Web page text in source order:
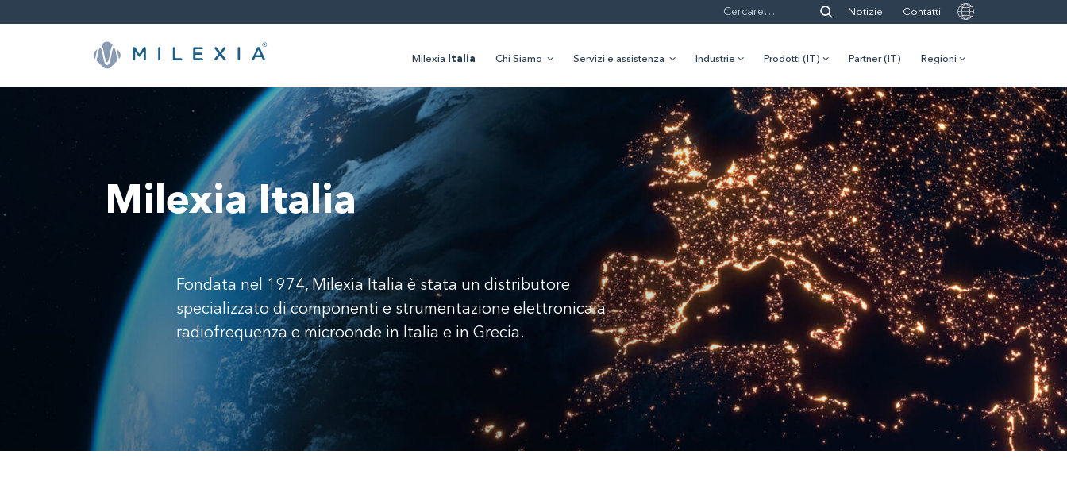
Notizie Contatti
Milexia Italia Chi Siamo Servizi e assistenza Industrie Prodotti (IT) Partner (IT) Regioni
Milexia Italia
Fondata nel 1974, Milexia Italia è stata un distributore
specializzato di componenti e strumentazione elettronica a
radiofrequenza e microonde in Italia e in Grecia.